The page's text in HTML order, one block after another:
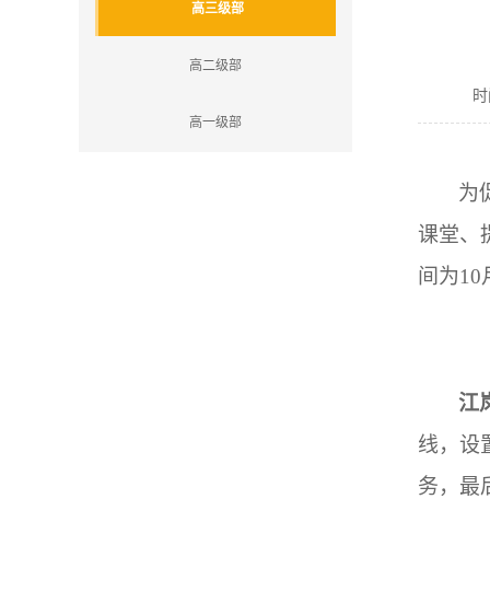
高三级部
高二级部
高一级部
为
课堂、
间为10
江
线，设
务，最